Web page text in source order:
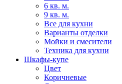
6 кв. м.
9 кв. м.
Все для кухни
Варианты отделки
Мойки и смесители
Техника для кухни
Шкафы-купе
Цвет
Коричневые